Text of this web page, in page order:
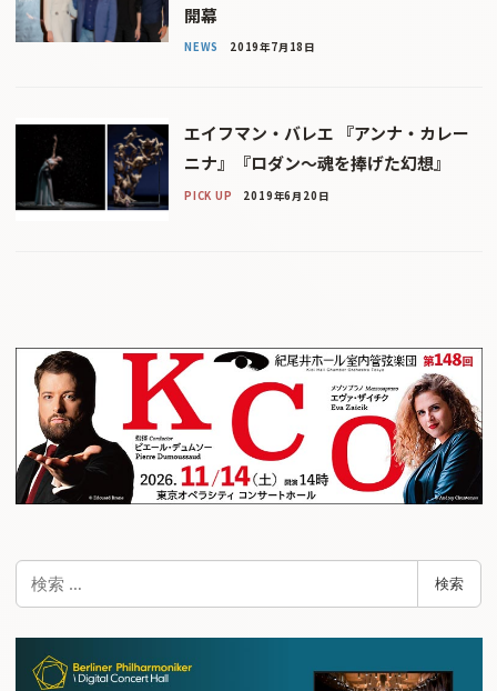
開幕
NEWS 2019年7月18日
エイフマン・バレエ 『アンナ・カレー
ニナ』『ロダン〜魂を捧げた幻想』
PICK UP 2019年6月20日
検索